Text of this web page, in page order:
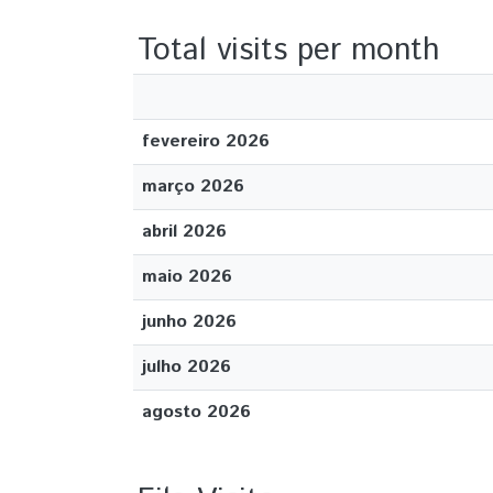
Total visits per month
fevereiro 2026
março 2026
abril 2026
maio 2026
junho 2026
julho 2026
agosto 2026